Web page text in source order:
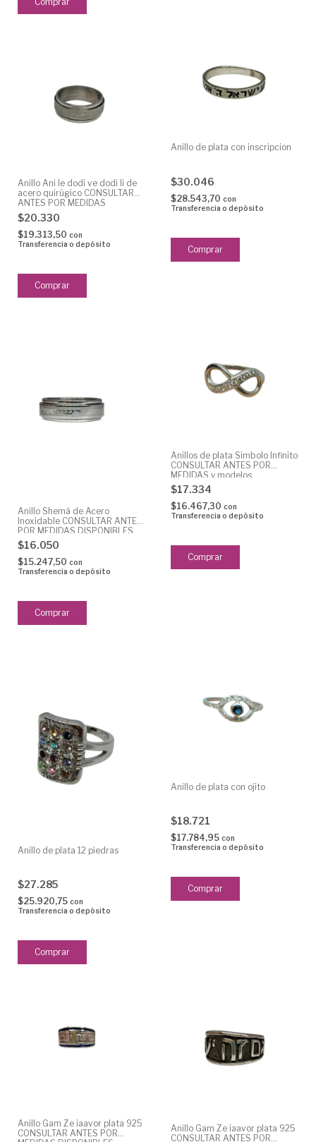
Anillo Ani le dodi ve dodi li de
acero quirúgico CONSULTAR
ANTES POR MEDIDAS
DISPONIBLES
$20.330
$19.313,50 con
Transferencia o depósito
Anillo de plata con inscripcion
$30.046
$28.543,70 con
Transferencia o depósito
Anillo Shemá de Acero
Inoxidable CONSULTAR ANTES
POR MEDIDAS DISPONIBLES
del 16 al 22)
$16.050
$15.247,50 con
Transferencia o depósito
Anillos de plata Simbolo Infinito
CONSULTAR ANTES POR
MEDIDAS y modelos
DISPONIBLES
$17.334
$16.467,30 con
Transferencia o depósito
Comprar
Anillo de plata 12 piedras
$27.285
$25.920,75 con
Transferencia o depósito
Anillo de plata con ojito
$18.721
$17.784,95 con
Transferencia o depósito
Anillo Gam Ze iaavor plata 925
CONSULTAR ANTES POR
Anillo Gam Ze iaavor plata 925
CONSULTAR ANTES POR